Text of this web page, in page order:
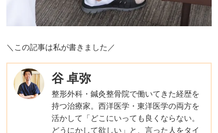
＼この記事は私が書きました／
谷 卓弥
整形外科・鍼灸整骨院で働いてきた経歴を
持つ治療家。西洋医学・東洋医学の両方を
活かして「どこにいっても良くならない。
どうにかして欲しい」と、言った人をタイ